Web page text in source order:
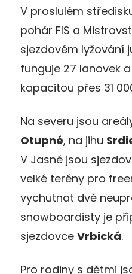
V proslulém
pohár FIS a
sjezdovém lyžování
funguje 27 lanovek
kapacitou přes 31
Na severu jsou
Otupné, na jihu
V Jasné jsou
velké terény pro
vychutnat dvě
snowboardisty je
sjezdovce Vrbická.
Pro rodiny s dětmi